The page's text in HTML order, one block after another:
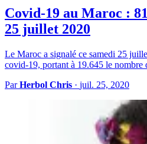
Covid-19 au Maroc :
25 juillet 2020
Le Maroc a signalé ce samedi 25
covid-19, portant à 19.645 le nombre
ParHerbol Chris · juil. 25, 2020